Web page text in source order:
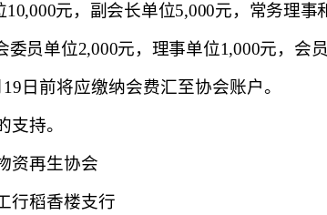
10,000元，副会长单位5,000元，常务理事
委员单位2,000元，理事单位1,000元，会
19 日前将应缴纳会费汇至协会账户。
支持。
资再生协会
行稻香楼支行